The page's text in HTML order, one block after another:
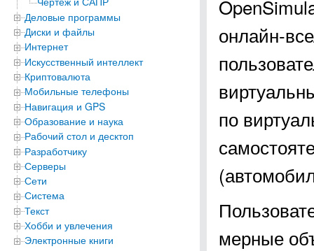
Деловые программы
Диски и файлы
Интернет
Искусственный интеллект
Криптовалюта
Мобильные телефоны
Навигация и GPS
Образование и наука
Рабочий стол и десктоп
Разработчику
Серверы
Сети
Система
Текст
Хобби и увлечения
Электронные книги
онлайн-
по
мерные